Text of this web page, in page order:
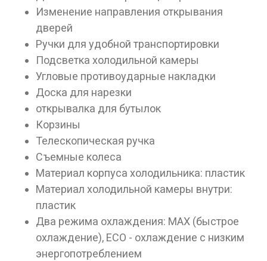
Изменение направления открывания
дверей
Ручки для удобной транспортировки
Подсветка холодильной камеры
Угловые противоударные накладки
Доска для нарезки
открывалка для бутылок
Корзины
Телескопическая ручка
Съемные колеса
Материал корпуса холодильника: пластик
Материал холодильной камеры внутри:
пластик
Два режима охлаждения: MAX (быстрое
охлаждение), ECO - охлаждение с низким
энергопотреблением
Данные товары продаются лицам,
достигшим 18 лет!
Вам исполнилось 18 лет?
ДА НЕТ